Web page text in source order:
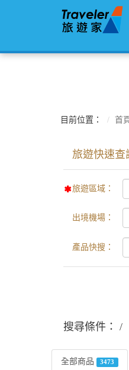
目前位置： 首
旅遊區域：
出境機場：
產品快搜：
搜尋條件：
全部商品 3473